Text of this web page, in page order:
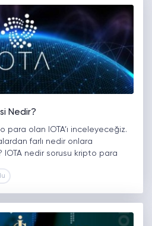
Nedir?
para olan IOTA’ı inceleyeceğiz.
farlı nedir onlara
IOTA nedir sorusu kripto para
kurulmuştur sorusuna ise